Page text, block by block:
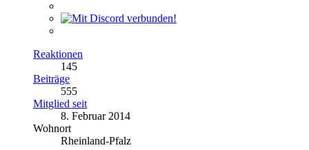
Reaktionen
145
Beiträge
555
Mitglied seit
8. Februar 2014
Wohnort
Rheinland-Pfalz